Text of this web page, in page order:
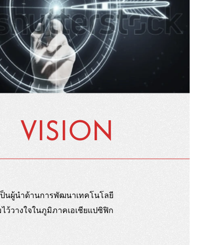
VISION
ป็นผู้นำด้านการพัฒนาเทคโนโลยี
ว้วางใจในภูมิภาคเอเชียแปซิฟิก